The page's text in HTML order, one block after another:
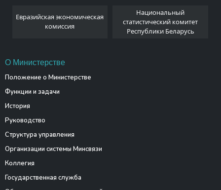
Евразийская экономическая
комиссия
Национальный
статистический комитет
Республики Беларусь
О Министерстве
Положение о Министерстве
Функции и задачи
История
Руководство
Структура управления
Организации системы Минсвязи
Коллегия
Государственная служба